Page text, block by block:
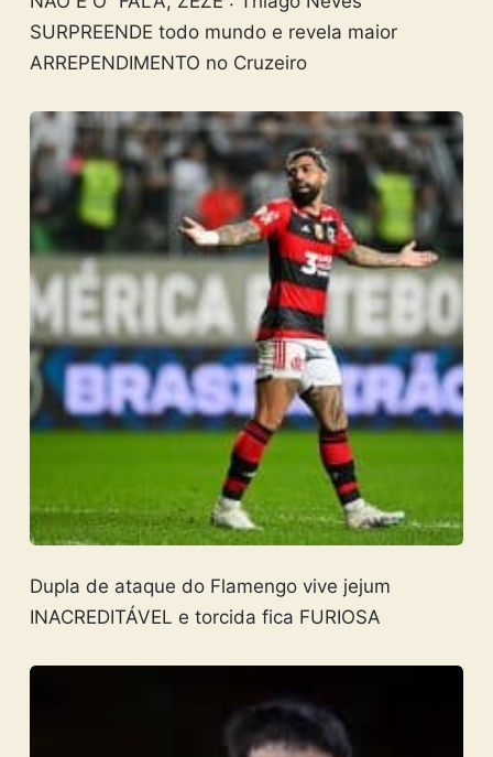
SURPREENDE todo mundo e revela maior
ARREPENDIMENTO no Cruzeiro
Dupla de ataque do Flamengo vive jejum
INACREDITÁVEL e torcida fica FURIOSA